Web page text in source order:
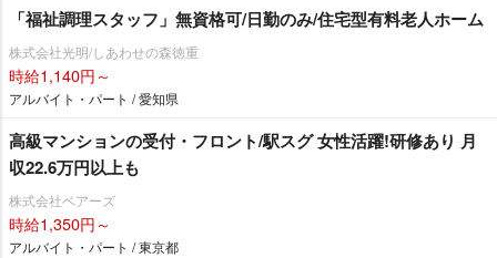
「福祉調理スタッフ」無資格可/日勤のみ/住宅型有料老人ホーム
株式会社光明/しあわせの森徳重
時給1,140円～
アルバイト・パート / 愛知県
高級マンションの受付・フロント/駅スグ 女性活躍!研修あり 月
収22.6万円以上も
株式会社ベアーズ
時給1,350円～
アルバイト・パート / 東京都